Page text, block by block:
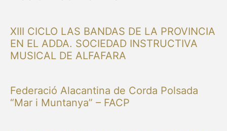
XIII CICLO LAS BANDAS DE LA PROVINCIA
EN EL ADDA. SOCIEDAD INSTRUCTIVA
MUSICAL DE ALFAFARA
Federació Alacantina de Corda Polsada
“Mar i Muntanya” – FACP